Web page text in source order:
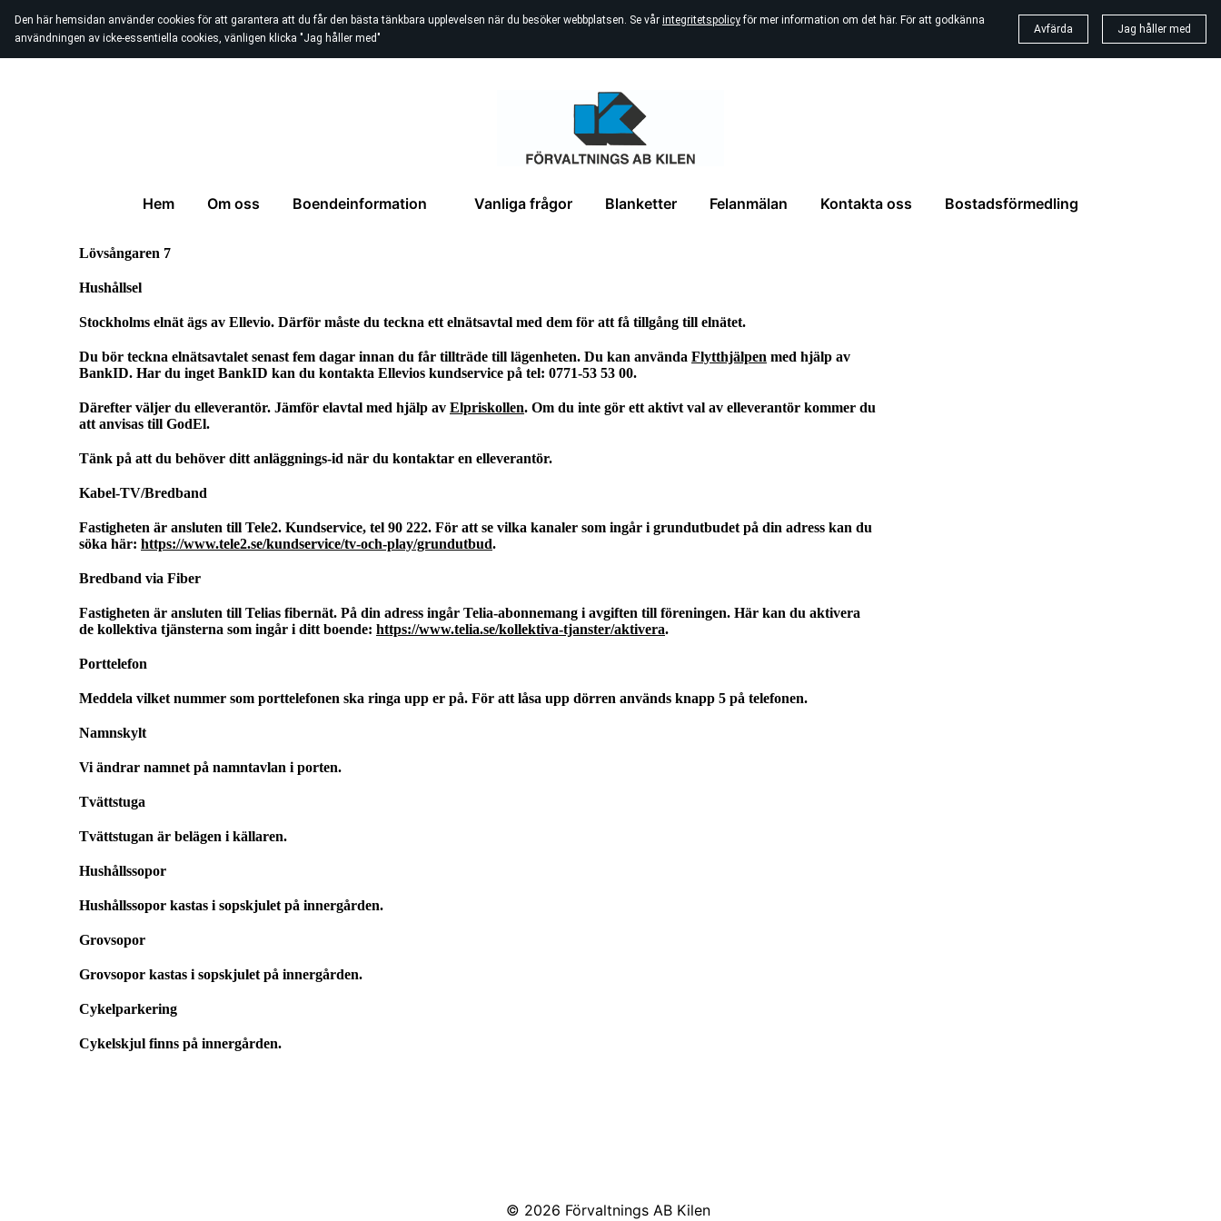
Den här hemsidan använder cookies för att garantera att du får den bästa tänkbara upplevelsen när du besöker webbplatsen. Se vår integritetspolicyför mer information om det här. För att godkänna
användningen av icke-essentiella cookies, vänligen klicka "Jag håller med"
Avfärda Jag håller med
Hem Om oss Boendeinformation Vanliga frågor Blanketter Felanmälan Kontakta oss Bostadsförmedling
Lövsångaren 7
Hushållsel
Stockholms elnät ägs av Ellevio. Därför måste du teckna ett elnätsavtal med dem för att få tillgång till elnätet.
Du bör teckna elnätsavtalet senast fem dagar innan du får tillträde till lägenheten. Du kan använda Flytthjälpen med hjälp av
BankID. Har du inget BankID kan du kontakta Ellevios kundservice på tel: 0771-53 53 00.
Därefter väljer du elleverantör. Jämför elavtal med hjälp av Elpriskollen. Om du inte gör ett aktivt val av elleverantör kommer du
att anvisas till GodEl.
Tänk på att du behöver ditt anläggnings-id när du kontaktar en elleverantör.
Kabel-TV/Bredband
Fastigheten är ansluten till Tele2. Kundservice, tel 90 222. För att se vilka kanaler som ingår i grundutbudet på din adress kan du
söka här: https://www.tele2.se/kundservice/tv-och-play/grundutbud.
Bredband via Fiber
Fastigheten är ansluten till Telias fibernät. På din adress ingår Telia-abonnemang i avgiften till föreningen. Här kan du aktivera
de kollektiva tjänsterna som ingår i ditt boende: https://www.telia.se/kollektiva-tjanster/aktivera.
Porttelefon
Meddela vilket nummer som porttelefonen ska ringa upp er på. För att låsa upp dörren används knapp 5 på telefonen.
Namnskylt
Vi ändrar namnet på namntavlan i porten.
Tvättstuga
Tvättstugan är belägen i källaren.
Hushållssopor
Hushållssopor kastas i sopskjulet på innergården.
Grovsopor
Grovsopor kastas i sopskjulet på innergården.
Cykelparkering
Cykelskjul finns på innergården.
© 2026 Förvaltnings AB Kilen